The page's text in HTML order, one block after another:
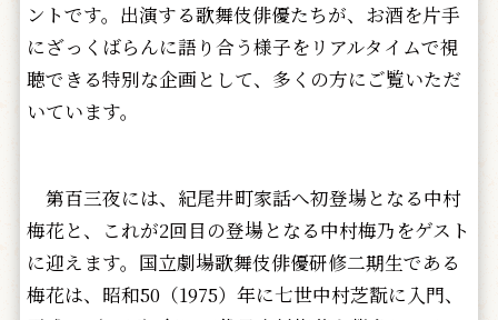
ントです。出演する歌舞伎俳優たちが、お酒を片手
にざっくばらんに語り合う様子をリアルタイムで視
聴できる特別な企画として、多くの方にご覧いただ
いています。
第百三夜には、紀尾井町家話へ初登場となる中村
梅花と、これが2回目の登場となる中村梅乃をゲスト
に迎えます。国立劇場歌舞伎俳優研修二期生である
梅花は、昭和50（1975）年に七世中村芝翫に入門、